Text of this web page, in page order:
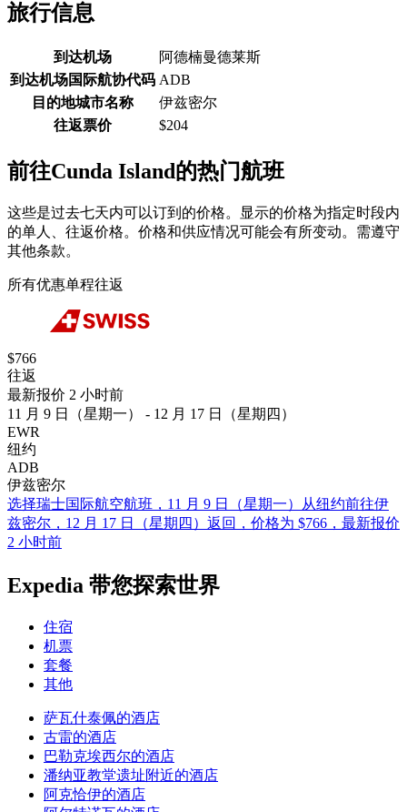
旅行信息
到达机场
阿德楠曼德莱斯
到达机场国际航协代码 ADB
目的地城市名称
伊兹密尔
往返票价
$204
前往Cunda Island的热门航班
这些是过去七天内可以订到的价格。显示的价格为指定时段内
的单人、往返价格。价格和供应情况可能会有所变动。需遵守
其他条款。
所有优惠单程往返
$766
往返
最新报价 2 小时前
11 月 9 日（星期一） - 12 月 17 日（星期四）
EWR
纽约
ADB
伊兹密尔
选择瑞士国际航空航班，11 月 9 日（星期一）从纽约前往伊
兹密尔，12 月 17 日（星期四）返回，价格为 $766，最新报价
2 小时前
Expedia 带您探索世界
住宿
机票
套餐
其他
萨瓦什泰佩的酒店
古雷的酒店
巴勒克埃西尔的酒店
潘纳亚教堂遗址附近的酒店
阿克恰伊的酒店